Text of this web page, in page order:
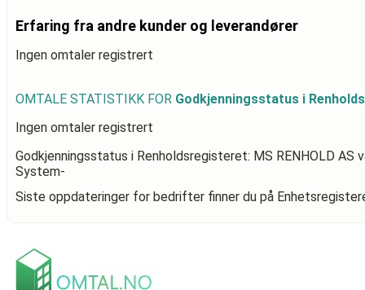
Erfaring fra andre kunder og leverandører
Ingen omtaler registrert
OMTALE STATISTIKK FOR Godkjenningsstatus i
Ingen omtaler registrert
Godkjenningsstatus i Renholdsregisteret: MS RENHOLD AS
System-
Siste oppdateringer for bedrifter finner du på